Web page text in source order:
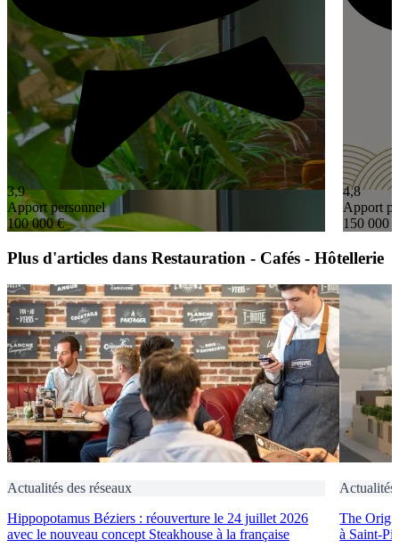
3,9
Apport personnel
100 000 €
4,8
Apport
150 000 €
Plus d'articles dans Restauration - Cafés - Hôtellerie
Actualités des réseaux
Hippopotamus Béziers : réouverture le 24 juillet 2026
avec le nouveau concept Steakhouse à la française
Actualités
The
à Saint-